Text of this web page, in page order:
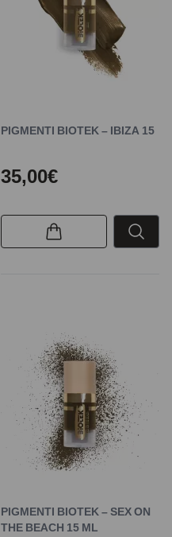
PIGMENTI BIOTEK – IBIZA 15
35,00€
PIGMENTI BIOTEK – SEX ON
THE BEACH 15 ML